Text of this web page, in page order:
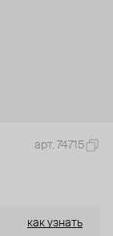
арт. 74715
как узнать